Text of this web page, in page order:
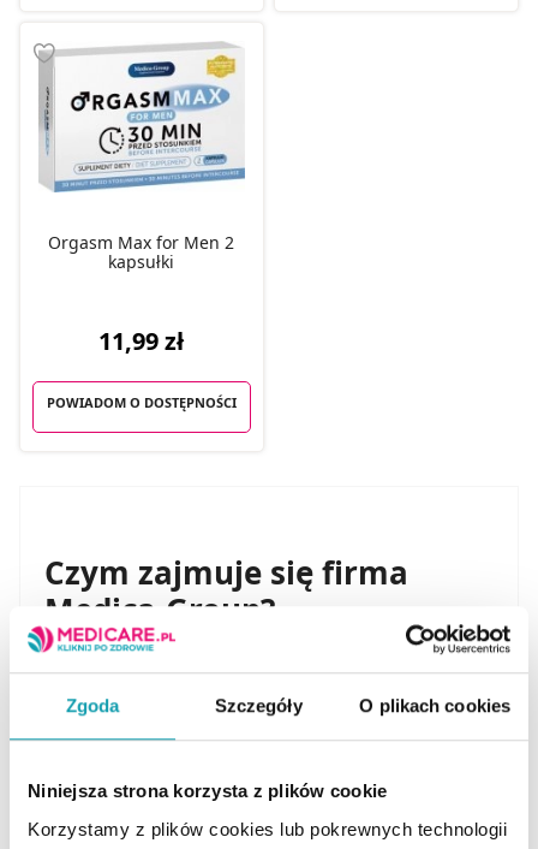
Zgoda Szczegóły O plikach cookies
Niniejsza strona korzysta z plików cookie
Korzystamy z plików cookies lub pokrewnych technologii
Orgasm Max for Men 2
kapsułki
11,99 zł
POWIADOM O DOSTĘPNOŚCI
Czym zajmuje się firma
Medica-Group?
Medica-Group jest polską firmą, która specjalizuje się
w sprzedaży wysokiej jakości suplementów diety i
kosmetyków. Wszystkie produkty spełniają krajowe i
unijne normy.
natura obfituje w wiele skutecznych substancji. Z tego
recepturach ekstrakty roślinne. Przedsiębiorstwo